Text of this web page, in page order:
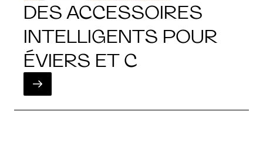
DES ACCESSOIRES
INTELLIGENTS POUR
ÉVIERS ET C